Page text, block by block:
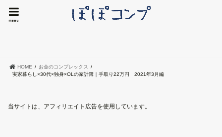
menu
HOME
お金のコンプレックス
実家暮らし×30代×独身×OLの家計簿｜手取り22万円 2021年3月編
当サイトは、アフィリエイト広告を使用しています。